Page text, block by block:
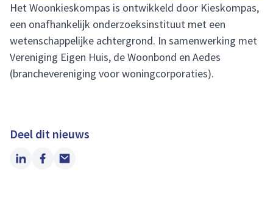
Het Woonkieskompas is ontwikkeld door Kieskompas,
een onafhankelijk onderzoeksinstituut met een
wetenschappelijke achtergrond. In samenwerking met
Vereniging Eigen Huis, de Woonbond en Aedes
(branchevereniging voor woningcorporaties).
Deel dit nieuws
LinkedIn
Facebook
Email